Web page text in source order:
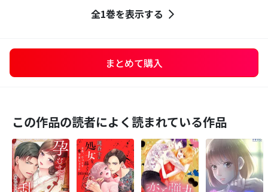
全1巻を表示する
まとめて購入
この作品の読者によく読まれている作品